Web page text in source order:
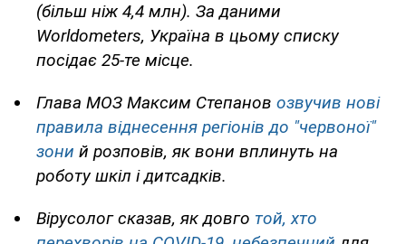
(більш ніж 4,4 млн). За даними
Worldometers, Україна в цьому списку
посідає 25-те місце.
Глава МОЗ Максим Степанов озвучив нові
правила віднесення регіонів до "червоної"
зони й розповів, як вони вплинуть на
роботу шкіл і дитсадків.
Вірусолог сказав, як довго той, хто